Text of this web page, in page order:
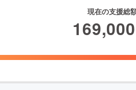
現在の支援総
169,000